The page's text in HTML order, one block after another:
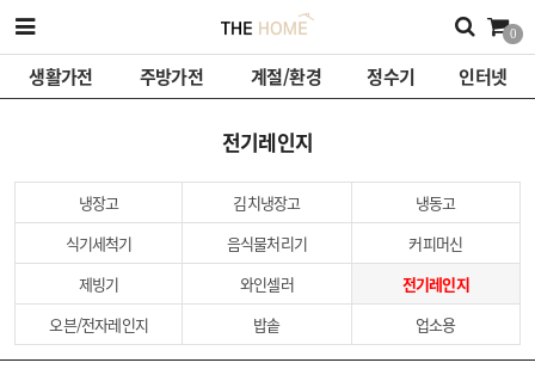
0
생활가전 주방가전 계절/환경 정수기 인터넷
전기레인지
냉장고 김치냉장고
냉동고
식기세척기
음식물처리기
커피머신
제빙기
와인셀러
전기레인지
오븐/전자레인지
밥솥 업소용